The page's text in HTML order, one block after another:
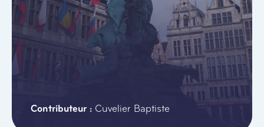
Cuvelier Baptiste